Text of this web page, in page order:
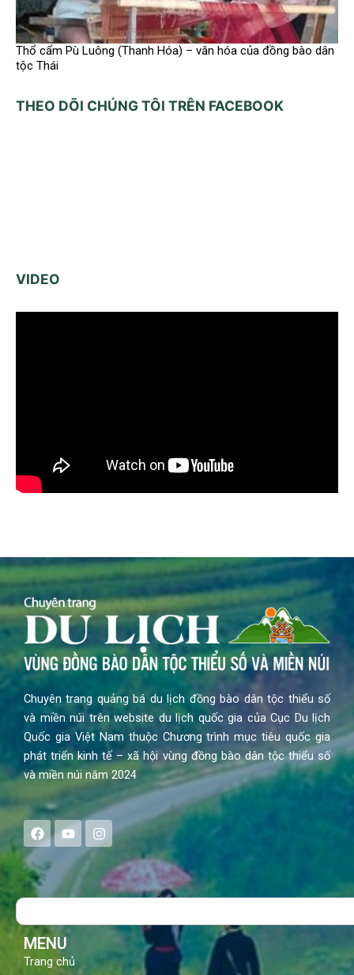
Thổ cẩm Pù Luông (Thanh Hóa) – văn hóa của đồng bào dân
tộc Thái
THEO DÕI CHÚNG TÔI TRÊN FACEBOOK
VIDEO
Chuyên trang quảng bá du lịch đồng bào dân tộc thiểu số
và miền núi trên website du lịch quốc gia của Cục Du lịch
Quốc gia Việt Nam thuộc Chương trình mục tiêu quốc gia
phát triển kinh tế – xã hội vùng đồng bào dân tộc thiểu số
và miền núi năm 2024
F
a
e
b
o
Y
o
t
u
b
I
n
s
a
g
Search
MENU
Trang chủ